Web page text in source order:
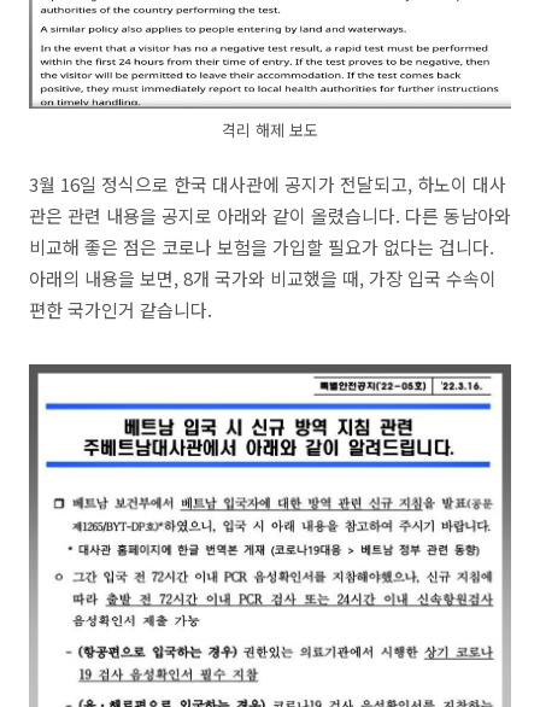
격리 해제 보도
3월 16일 정식으로 한국 대사관에 공지가 전달되고, 하노이 대사
관은 관련 내용을 공지로 아래와 같이 올렸습니다. 다른 동남아와
비교해 좋은 점은 코로나 보험을 가입할 필요가 없다는 겁니다.
아래의 내용을 보면, 8개 국가와 비교했을 때, 가장 입국 수속이
편한 국가인거 같습니다.